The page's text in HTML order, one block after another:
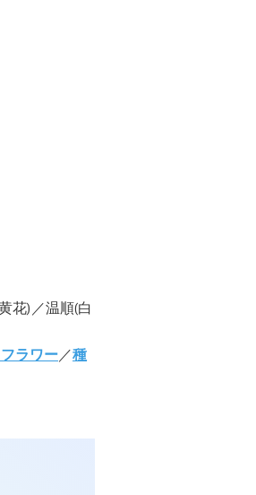
花)／温順(白
ラワー ／種